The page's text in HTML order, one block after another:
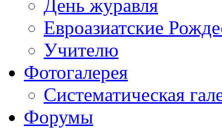
День журавля
Евроазиатские
Учителю
Фотогалерея
Систематическая
Форумы